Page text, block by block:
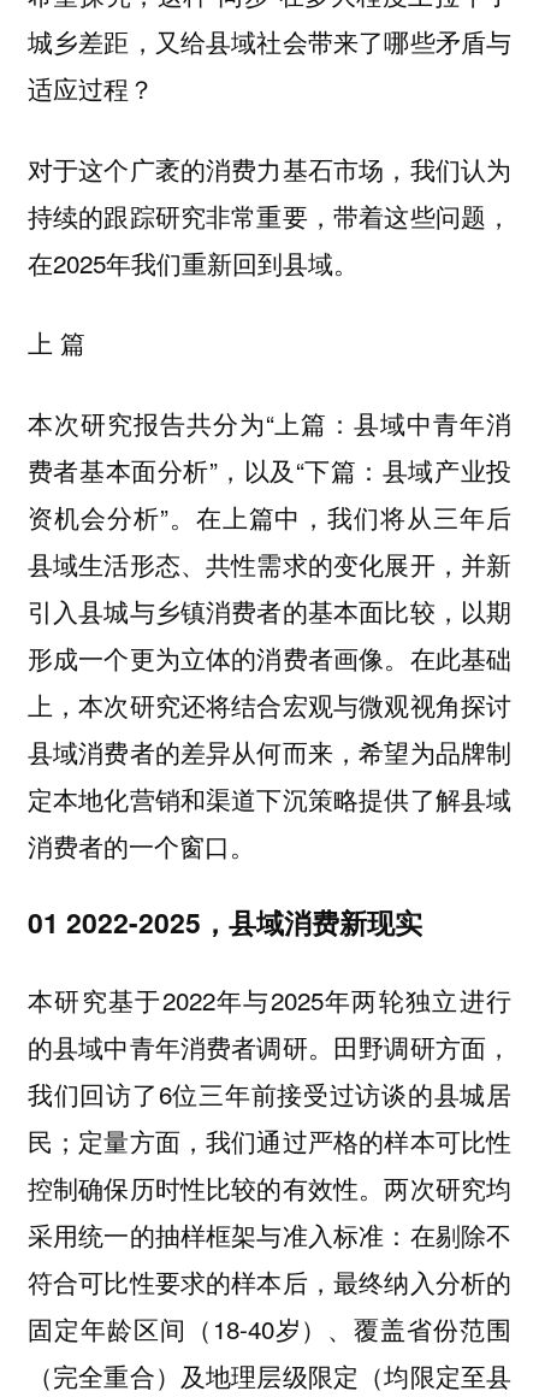
城乡差距，又给县域社会带来了哪些矛盾与
适应过程？
对于这个广袤的消费力基石市场，我们认为
持续的跟踪研究非常重要，带着这些问题，
在2025年我们重新回到县域。
上 篇
本次研究报告共分为“上篇：县域中青年消
费者基本面分析”，以及“下篇：县域产业投
资机会分析”。在上篇中，我们将从三年后
县域生活形态、共性需求的变化展开，并新
引入县城与乡镇消费者的基本面比较，以期
形成一个更为立体的消费者画像。在此基础
上，本次研究还将结合宏观与微观视角探讨
县域消费者的差异从何而来，希望为品牌制
定本地化营销和渠道下沉策略提供了解县域
消费者的一个窗口。
01 2022-2025，县域消费新现实
本研究基于2022年与2025年两轮独立进行
的县域中青年消费者调研。田野调研方面，
我们回访了6位三年前接受过访谈的县城居
民；定量方面，我们通过严格的样本可比性
控制确保历时性比较的有效性。两次研究均
采用统一的抽样框架与准入标准：在剔除不
符合可比性要求的样本后，最终纳入分析的
固定年龄区间（18-40岁）、覆盖省份范围
（完全重合）及地理层级限定（均限定至县